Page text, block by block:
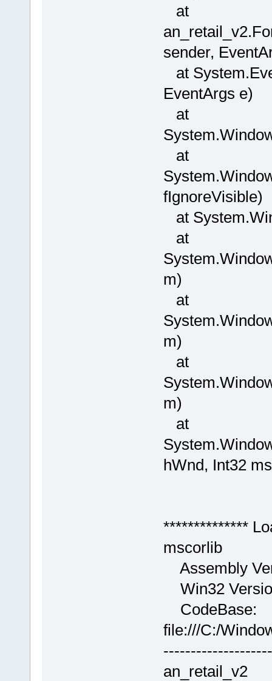
at
sender,
at
EventArgs e)
at
at
fIgnoreVisible)
at
at
m)
at
m)
at
m)
at
hWnd, Int32
**************
mscorlib
Assembly
Win32
CodeBase:
file:///C:/
an_retail_v2